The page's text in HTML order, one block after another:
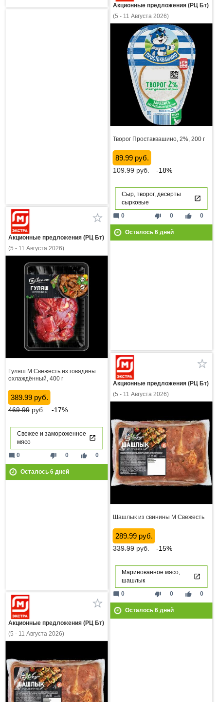
Акционные предложения (РЦ Бт)
(5 - 11 Августа 2026)
Творог Простаквашино, 2%, 200 г
89.99 руб.
109.99руб. -18%
Сыр, творог, десерты
сырковые
thumb_down 0 thumb_up 0
mode_comment 0
Осталось 6дней
Акционные предложения (РЦ Бт)
(5 - 11 Августа 2026)
Гуляш М Свежесть из говядины
охлаждённый, 400 г
389.99 руб.
469.99руб. -17%
Свежее и замороженное
мясо
thumb_down 0 thumb_up 0
mode_comment 0
Осталось 6дней
Акционные предложения (РЦ Бт)
(5 - 11 Августа 2026)
Шашлык из свинины М Свежесть
289.99 руб.
339.99руб. -15%
Маринованное мясо,
шашлык
thumb_down 0 thumb_up 0
mode_comment 0
Осталось 6дней
Акционные предложения (РЦ Бт)
(5 - 11 Августа 2026)